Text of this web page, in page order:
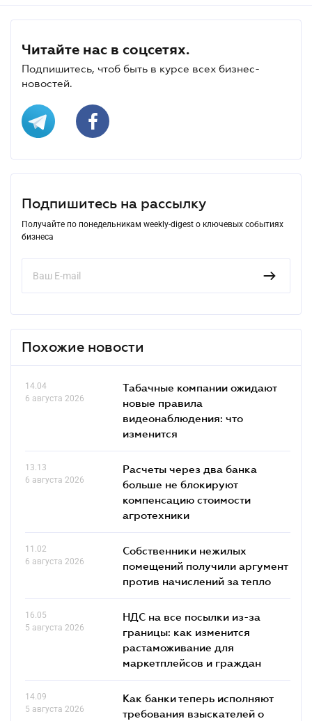
Читайте нас в соцсетях.
Подпишитесь, чтоб быть в курсе всех бизнес-
новостей.
Подпишитесь на рассылку
Получайте по понедельникам weekly-digest о ключевых событиях
бизнеса
Похожие новости
14.04
6 августа 2026
Табачные компании ожидают
новые правила
видеонаблюдения: что
изменится
13.13
6 августа 2026
Расчеты через два банка
больше не блокируют
компенсацию стоимости
агротехники
11.02
6 августа 2026
Собственники нежилых
помещений получили аргумент
против начислений за тепло
16.05
5 августа 2026
НДС на все посылки из-за
границы: как изменится
растаможивание для
маркетплейсов и граждан
14.09
5 августа 2026
Как банки теперь исполняют
требования взыскателей о